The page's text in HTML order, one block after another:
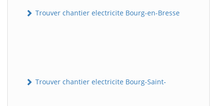
Trouver chantier electricite Bourg-en-Bresse
Trouver chantier electricite Bourg-Saint-